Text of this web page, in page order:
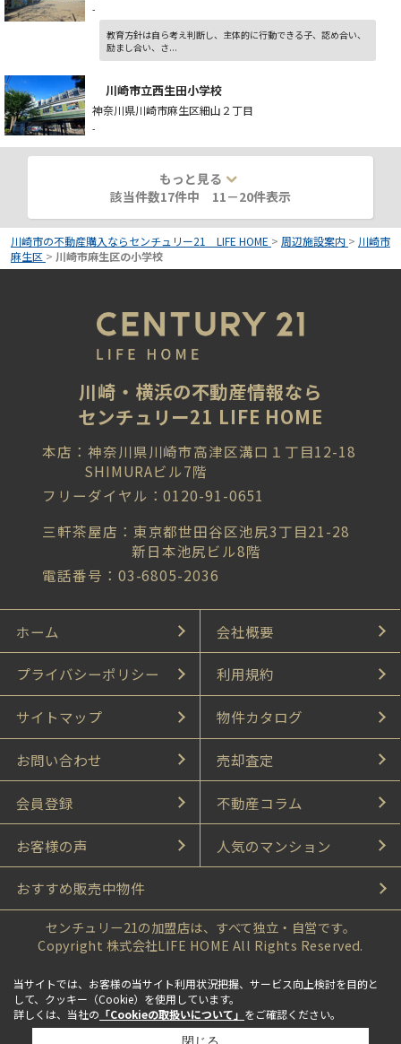
-
教育方針は自ら考え判断し、主体的に行動できる子、認め合い、
励まし合い、さ...
川崎市立西生田小学校
神奈川県川崎市麻生区細山２丁目
-
もっと見る
該当件数17件中 11－20件表示
川崎市の不動産購入ならセンチュリー21 LIFE HOME > 周辺施設案内 > 川崎市
麻生区 > 川崎市麻生区の小学校
川崎・横浜の不動産情報なら
センチュリー21 LIFE HOME
本店：神奈川県川崎市高津区溝口１丁目12-18
SHIMURAビル7階
フリーダイヤル：0120-91-0651
三軒茶屋店：東京都世田谷区池尻3丁目21-28
新日本池尻ビル8階
電話番号：03-6805-2036
ホーム 会社概要
プライバシーポリシー 利用規約
サイトマップ 物件カタログ
お問い合わせ 売却査定
会員登録 不動産コラム
お客様の声 人気のマンション
おすすめ販売中物件
センチュリー21の加盟店は、すべて独立・自営です。
Copyright 株式会社LIFE HOME All Rights Reserved.
当サイトでは、お客様の当サイト利用状況把握、サービス向上検討を目的と
して、クッキー（Cookie）を使用しています。
詳しくは、当社の 「Cookieの取扱いについて」 をご確認ください。